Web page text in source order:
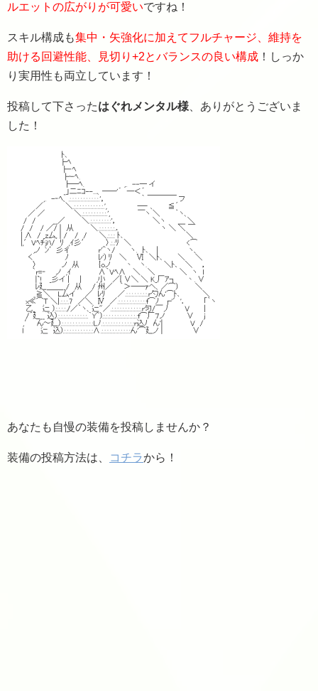
ルエットの広がりが可愛いですね！
スキル構成も集中・矢強化に加えてフルチャージ、維持を
助ける回避性能、見切り+2とバランスの良い構成 ！しっか
り実用性も両立しています！
投稿して下さったはぐれメンタル様 、ありがとうございま
した！
あなたも自慢の装備を投稿しませんか？
装備の投稿方法は、 コチラから！